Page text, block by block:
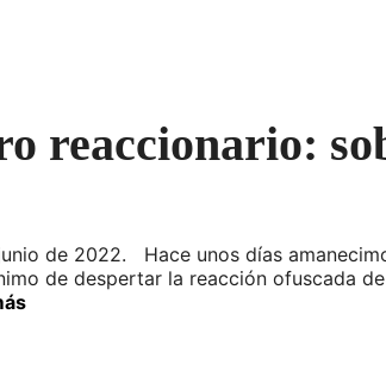
reaccionario:
de 2022. Hace unos días
de despertar la reacción ofuscada